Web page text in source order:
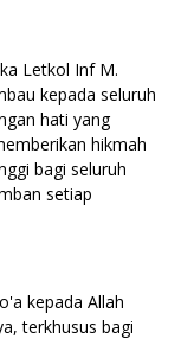
Letkol Inf M.
kepada seluruh
hati yang
hikmah
bagi seluruh
setiap
kepada Allah
terkhusus bagi